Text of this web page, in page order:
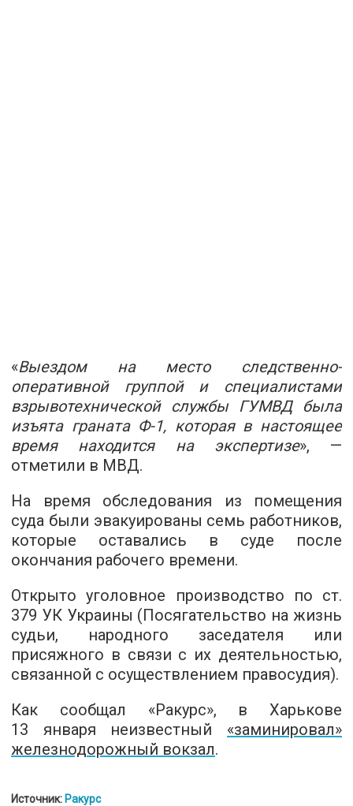
«Выездом на место следственно-
оперативной группой и специалистами
взрывотехнической службы ГУМВД была
изъята граната Ф-1, которая в настоящее
время находится на экспертизе», —
отметили в МВД.
На время обследования из помещения
суда были эвакуированы семь работников,
которые оставались в суде после
окончания рабочего времени.
Открыто уголовное производство по ст.
379 УК Украины (Посягательство на жизнь
судьи, народного заседателя или
присяжного в связи с их деятельностью,
связанной с осуществлением правосудия).
Как сообщал «Ракурс», в Харькове
13 января неизвестный «заминировал»
железнодорожный вокзал.
Источник: Ракурс